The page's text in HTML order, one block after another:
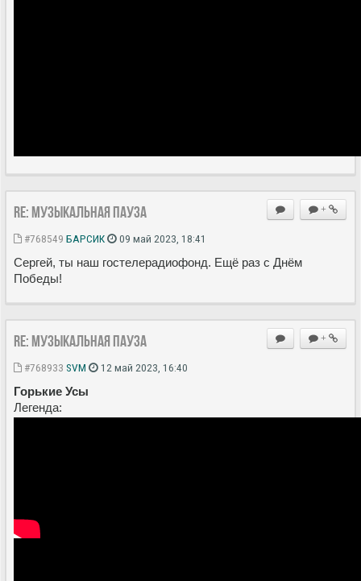
+
Re: Музыкальная пауза
#768549 БАРСИК 09 май 2023, 18:41
Сергей, ты наш гостелерадиофонд. Ещё раз с Днём
Победы!
+
Re: Музыкальная пауза
#768933 SVM 12 май 2023, 16:40
Горькие Усы
Легенда: